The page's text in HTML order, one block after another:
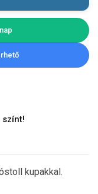
kupakkal.